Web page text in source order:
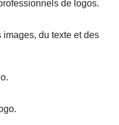
de logos.
du texte et des